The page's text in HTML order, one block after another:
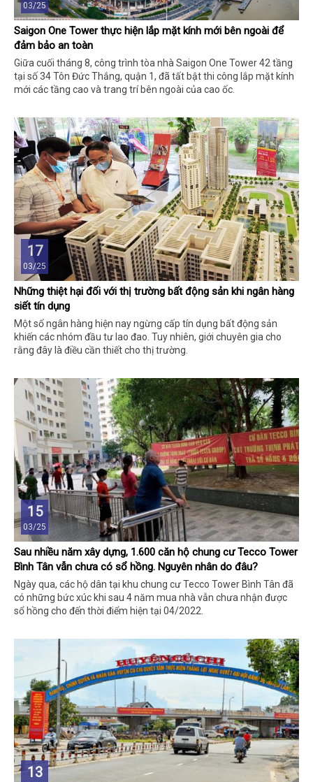
03/25
Saigon One Tower thực hiện lắp mặt kính mới bên ngoài để
đảm bảo an toàn
Giữa cuối tháng 8, công trình tòa nhà Saigon One Tower 42 tầng
tại số 34 Tôn Đức Thắng, quận 1, đã tất bật thi công lắp mặt kính
mới các tầng cao và trang trí bên ngoài của cao ốc.
17
03/25
Những thiệt hại đối với thị trường bất động sản khi ngân hàng
siết tín dụng
Một số ngân hàng hiện nay ngừng cấp tín dụng bất động sản
khiến các nhóm đầu tư lao đao. Tuy nhiên, giới chuyên gia cho
rằng đây là điều cần thiết cho thị trường.
15
03/25
Sau nhiều năm xây dựng, 1.600 căn hộ chung cư Tecco Tower
Bình Tân vẫn chưa có sổ hồng. Nguyên nhân do đâu?
Ngày qua, các hộ dân tại khu chung cư Tecco Tower Bình Tân đã
có những bức xúc khi sau 4 năm mua nhà vẫn chưa nhận được
sổ hồng cho đến thời điểm hiện tại 04/2022.
13